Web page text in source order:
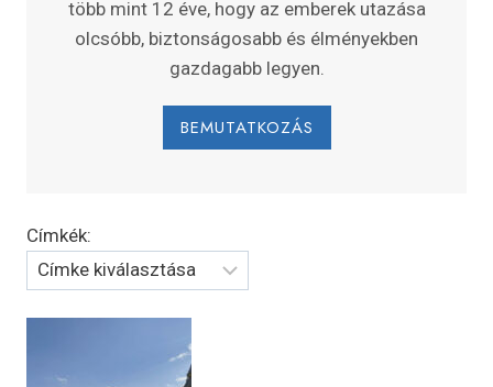
több mint 12 éve, hogy az emberek utazása
olcsóbb, biztonságosabb és élményekben
gazdagabb legyen.
BEMUTATKOZÁS
Címkék: